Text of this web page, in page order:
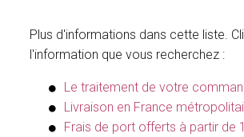
Plus d'informations dans cette liste.
l'information que vous recherchez :
Le traitement de votre
Livraison en France
Frais de port offerts à partir de